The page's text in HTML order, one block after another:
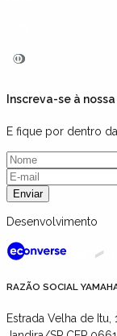
Inscreva-se à
E fique por dentro
Enviar
Desenvolvimento
RAZÃO SOCIAL
Estrada Velha de